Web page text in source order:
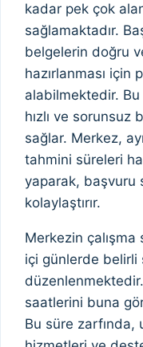
kadar pek çok
sağlamaktadır.
belgelerin doğru
hazırlanması için
alabilmektedir.
hızlı ve sorunsuz
sağlar. Merkez,
tahmini süreleri
yaparak, başvuru
kolaylaştırır.
Merkezin
içi günlerde belirli
saatlerini buna
Bu süre zarfında,